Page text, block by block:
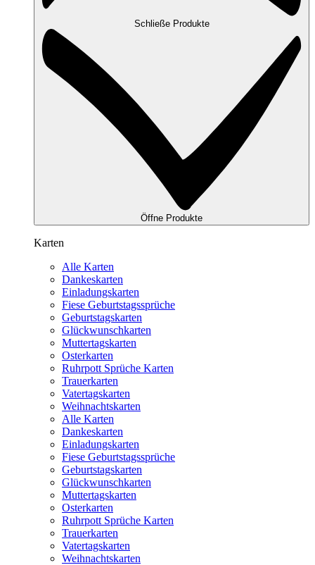
Schließe Produkte
Öffne Produkte
Karten
Alle Karten
Dankeskarten
Einladungskarten
Fiese Geburtstagssprüche
Geburtstagskarten
Glückwunschkarten
Muttertagskarten
Osterkarten
Ruhrpott Sprüche Karten
Trauerkarten
Vatertagskarten
Weihnachtskarten
Alle Karten
Dankeskarten
Einladungskarten
Fiese Geburtstagssprüche
Geburtstagskarten
Glückwunschkarten
Muttertagskarten
Osterkarten
Ruhrpott Sprüche Karten
Trauerkarten
Vatertagskarten
Weihnachtskarten